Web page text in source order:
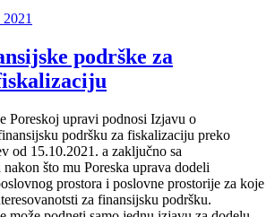
2021
podrške za
Poreskoj upravi podnosi Izjavu o
podršku za fiskalizaciju preko
od 15.10.2021. a zaključno sa
što mu Poreska uprava dodeli
prostora i poslovne prostorije za koje
za finansijsku podršku.